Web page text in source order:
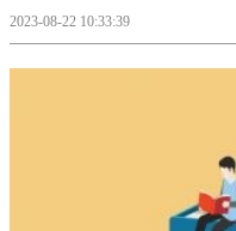
2023-08-22 10:33:39